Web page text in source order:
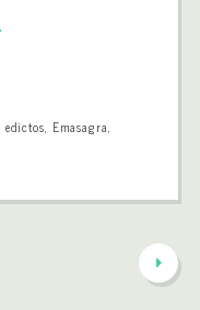
edictos, Emasagra,